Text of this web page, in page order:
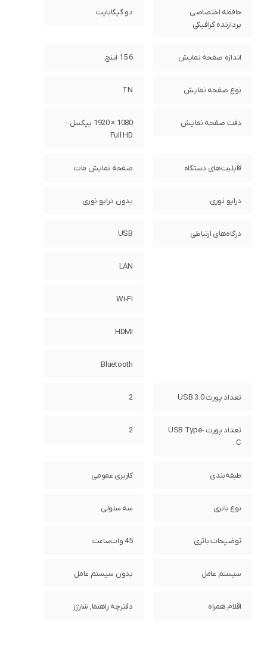
حافظه اختصاصی
پردازنده گرافیکی
دو گیگابایت
اندازه صفحه نمایش 15.6 اینچ
نوع صفحه نمایش TN
دقت صفحه نمایش
1080 × 1920 پیکسل -
Full HD
قابلیت‌های دستگاه صفحه نمایش مات
درایو نوری بدون درایو نوری
درگاه‌های ارتباطی USB
LAN
Wi-Fi
HDMI
Bluetooth
تعداد پورت USB 3.0 2
تعداد پورت USB Type-
C
2
طبقه‌بندی کاربری عمومی
نوع باتری سه سلولی
توضیحات باتری 45 وات‌ساعت
سیستم عامل بدون سیستم عامل
اقلام همراه دفترچه راهنما, شارژر